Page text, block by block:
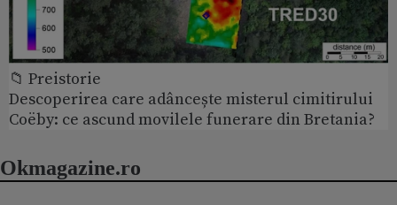
📁 Preistorie
Descoperirea care adâncește misterul cimitirului
Coëby: ce ascund movilele funerare din Bretania?
Okmagazine.ro